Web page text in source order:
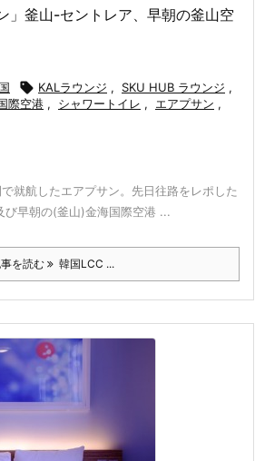
」釜山-セントレア、早朝の釜山空
 KALラウンジ , SKU HUB ラウンジ ,
際空港 , シャワートイレ , エアプサン ,
就航したエアプサン。先日往路をレポした
び早朝の(釜山)金海国際空港 ...
を読む 韓国LCC ...